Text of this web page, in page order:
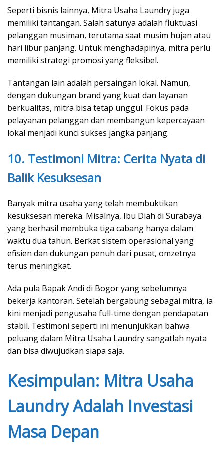
Seperti bisnis lainnya, Mitra Usaha Laundry juga
memiliki tantangan. Salah satunya adalah fluktuasi
pelanggan musiman, terutama saat musim hujan atau
hari libur panjang. Untuk menghadapinya, mitra perlu
memiliki strategi promosi yang fleksibel.
Tantangan lain adalah persaingan lokal. Namun,
dengan dukungan brand yang kuat dan layanan
berkualitas, mitra bisa tetap unggul. Fokus pada
pelayanan pelanggan dan membangun kepercayaan
lokal menjadi kunci sukses jangka panjang.
10. Testimoni Mitra: Cerita Nyata di
Balik Kesuksesan
Banyak mitra usaha yang telah membuktikan
kesuksesan mereka. Misalnya, Ibu Diah di Surabaya
yang berhasil membuka tiga cabang hanya dalam
waktu dua tahun. Berkat sistem operasional yang
efisien dan dukungan penuh dari pusat, omzetnya
terus meningkat.
Ada pula Bapak Andi di Bogor yang sebelumnya
bekerja kantoran. Setelah bergabung sebagai mitra, ia
kini menjadi pengusaha full-time dengan pendapatan
stabil. Testimoni seperti ini menunjukkan bahwa
peluang dalam Mitra Usaha Laundry sangatlah nyata
dan bisa diwujudkan siapa saja.
Kesimpulan: Mitra Usaha
Laundry Adalah Investasi
Masa Depan